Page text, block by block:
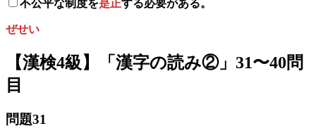
不公平な制度を是正する必要がある。
ぜせい
【漢検4級】「漢字の読み②」31〜40問
目
問題31